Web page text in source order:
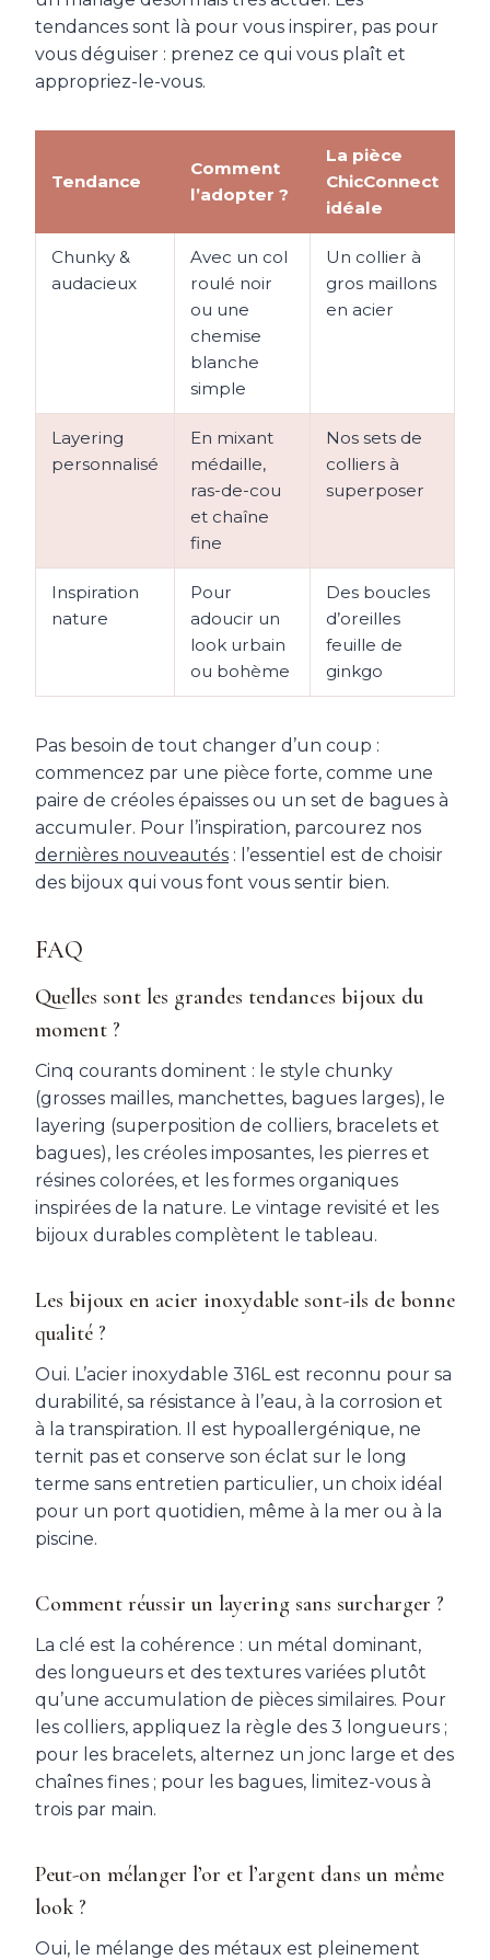
tendances sont là pour vous inspirer, pas pour
vous déguiser : prenez ce qui vous plaît et
appropriez-le-vous.
Tendance
Comment
l’adopter ?
La pièce
ChicConnect
idéale
Chunky &
audacieux
Avec un col
roulé noir
ou une
chemise
blanche
simple
Un collier à
gros maillons
en acier
Layering
personnalisé
En mixant
médaille,
ras-de-cou
et chaîne
fine
Nos sets de
colliers à
superposer
Inspiration
nature
Pour
adoucir un
look urbain
ou bohème
Des boucles
d’oreilles
feuille de
ginkgo
Pas besoin de tout changer d’un coup :
commencez par une pièce forte, comme une
paire de créoles épaisses ou un set de bagues à
accumuler. Pour l’inspiration, parcourez nos
dernières nouveautés : l’essentiel est de choisir
des bijoux qui vous font vous sentir bien.
FAQ
Quelles sont les grandes tendances bijoux du
moment ?
Cinq courants dominent : le style chunky
(grosses mailles, manchettes, bagues larges), le
layering (superposition de colliers, bracelets et
bagues), les créoles imposantes, les pierres et
résines colorées, et les formes organiques
inspirées de la nature. Le vintage revisité et les
bijoux durables complètent le tableau.
Les bijoux en acier inoxydable sont-ils de bonne
qualité ?
Oui. L’acier inoxydable 316L est reconnu pour sa
durabilité, sa résistance à l’eau, à la corrosion et
à la transpiration. Il est hypoallergénique, ne
ternit pas et conserve son éclat sur le long
terme sans entretien particulier, un choix idéal
pour un port quotidien, même à la mer ou à la
piscine.
Comment réussir un layering sans surcharger ?
La clé est la cohérence : un métal dominant,
des longueurs et des textures variées plutôt
qu’une accumulation de pièces similaires. Pour
les colliers, appliquez la règle des 3 longueurs ;
pour les bracelets, alternez un jonc large et des
chaînes fines ; pour les bagues, limitez-vous à
trois par main.
Peut-on mélanger l’or et l’argent dans un même
look ?
Oui, le mélange des métaux est pleinement